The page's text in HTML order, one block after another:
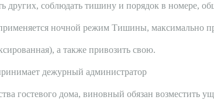
других, соблюдать тишину и порядок в номере,
ночной режим Тишины, максимально
а также привозить свою.
дежурный администратор
гостевого дома, виновный обязан возместить